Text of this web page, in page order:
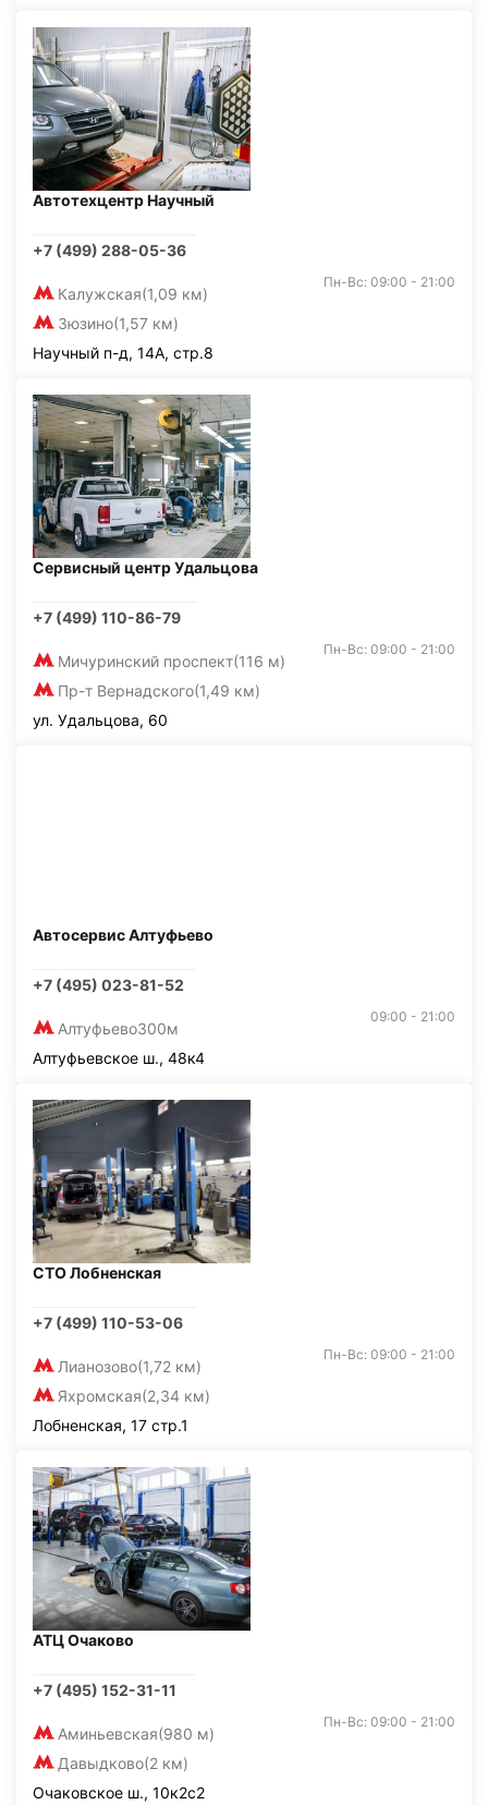
Автотехцентр Научный
+7 (499) 288-05-36
Калужская(1,09 км)
Зюзино(1,57 км)
Пн-Вс: 09:00 - 21:00
Научный п-д, 14А, стр.8
Сервисный центр Удальцова
+7 (499) 110-86-79
Мичуринский проспект(116 м)
Пр-т Вернадского(1,49 км)
Пн-Вс: 09:00 - 21:00
ул. Удальцова, 60
Автосервис Алтуфьево
+7 (495) 023-81-52
Алтуфьево300м
09:00 - 21:00
Алтуфьевское ш., 48к4
СТО Лобненская
+7 (499) 110-53-06
Лианозово(1,72 км)
Яхромская(2,34 км)
Пн-Вс: 09:00 - 21:00
Лобненская, 17 стр.1
АТЦ Очаково
+7 (495) 152-31-11
Аминьевская(980 м)
Давыдково(2 км)
Пн-Вс: 09:00 - 21:00
Очаковское ш., 10к2с2